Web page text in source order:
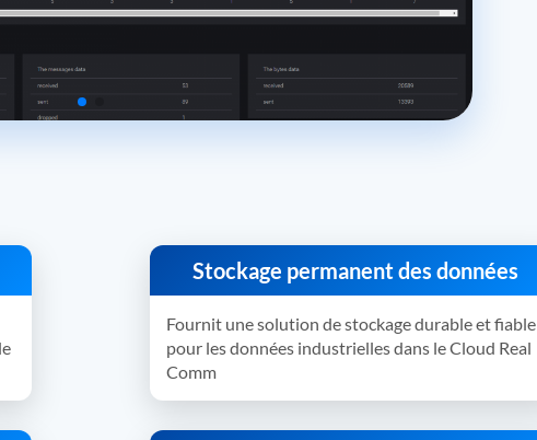
Stockage permanent des données
Fournit une solution de stockage durable et fiable
pour les données industrielles dans le Cloud Real
Comm